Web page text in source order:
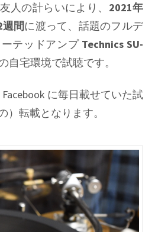
人の計らいにより、 2021年
間に渡って、話題のフルデ
テッドアンプ Technics SU-
自宅環境で試聴です。
に毎日載せていた試
）転載となります。